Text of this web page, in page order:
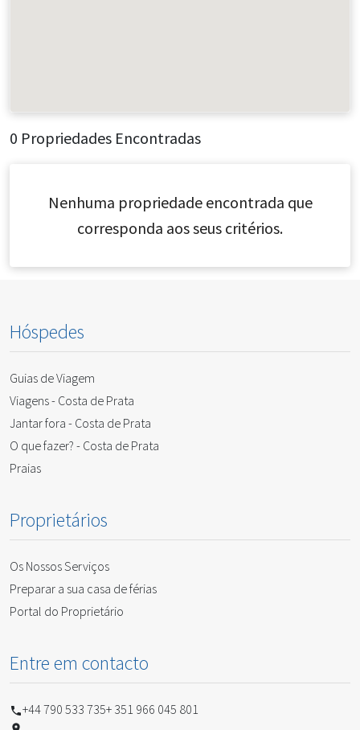
0 Propriedades Encontradas
Nenhuma propriedade encontrada que
corresponda aos seus critérios.
Hóspedes
Guias de Viagem
Viagens - Costa de Prata
Jantar fora - Costa de Prata
O que fazer? - Costa de Prata
Praias
Proprietários
Os Nossos Serviços
Preparar a sua casa de férias
Portal do Proprietário
Entre em contacto
+44 790 533 735+ 351 966 045 801